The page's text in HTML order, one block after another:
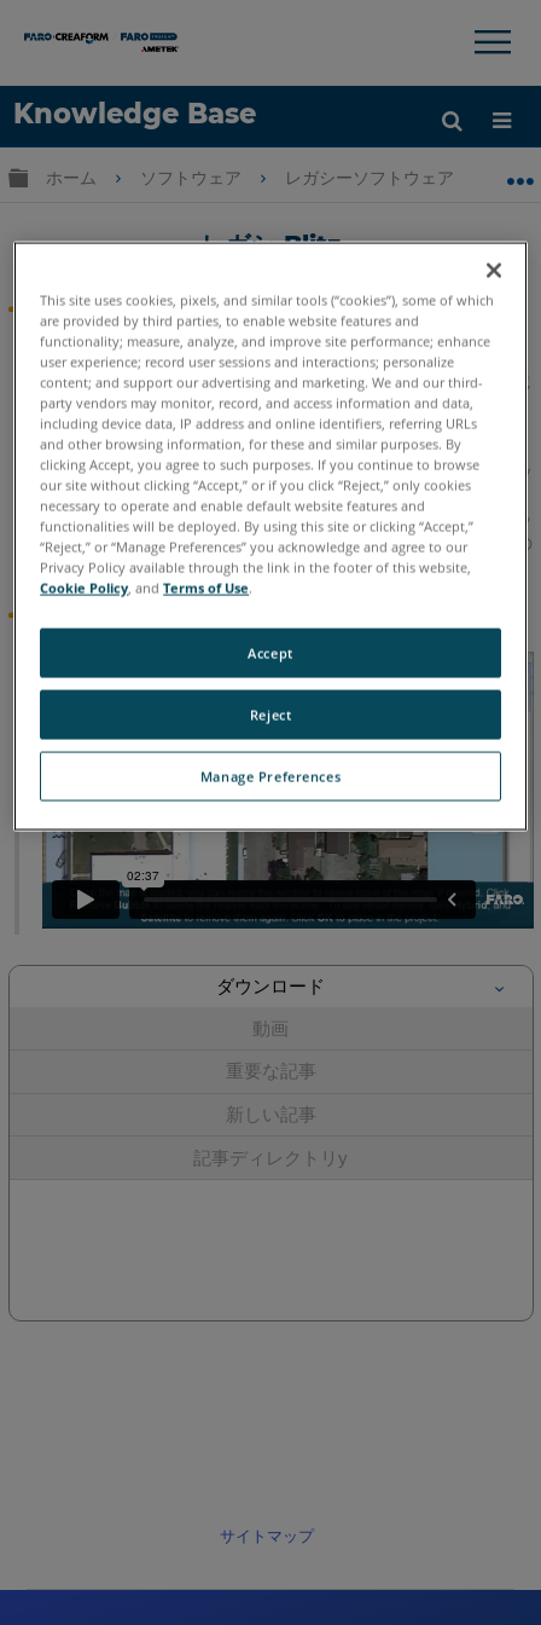
Knowledge Base
言語
×
グローバル階層を展開/折りたたむ
ホーム ソフトウェア レガシーソフトウェア レ
レガシ-Blitz
FARO®Blitzソフトウェアが開発されなくなった
2017年8月21日現在、開発は延期されています。このソフトウ
ェアは現在レガシー状態です。 FAROは、使用許諾契約書に記載
された期間、レガシーソフトウェアをサポートします。 これら
の記事は、その間あなたの便宜のために利用可能なままです。
ブリッツの機能は、FARO® Zone 3Dと FARO®Zone 2Dの最新のソ
フトウェア製品に組み込まれています。 公衆安全の専門家のた
めのこれらの革新的なソフトウェアアプリケーションは、クラッ
シュの再構築と文書化のための事前および事後の図を作成するの
に理想的です。
ダウンロード
動画
重要な記事
新しい記事
記事ディレクトリy
サイトマップ
This site uses cookies, pixels, and similar tools (“cookies”), some of which
are provided by third parties, to enable website features and
functionality; measure, analyze, and improve site performance; enhance
user experience; record user sessions and interactions; personalize
content; and support our advertising and marketing. We and our third-
party vendors may monitor, record, and access information and data,
including device data, IP address and online identifiers, referring URLs
and other browsing information, for these and similar purposes. By
clicking Accept, you agree to such purposes. If you continue to browse
our site without clicking “Accept,” or if you click “Reject,” only cookies
necessary to operate and enable default website features and
functionalities will be deployed. By using this site or clicking “Accept,”
“Reject,” or “Manage Preferences” you acknowledge and agree to our
Privacy Policy available through the link in the footer of this website,
Cookie Policy, andTerms of Use.
Manage Preferences
Reject
Accept